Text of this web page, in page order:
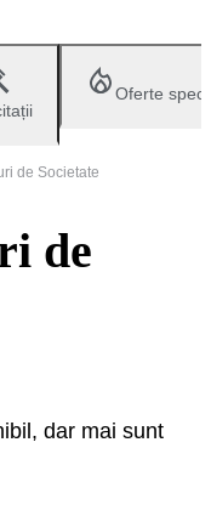
Oferte
de Societate
de
dar mai sunt